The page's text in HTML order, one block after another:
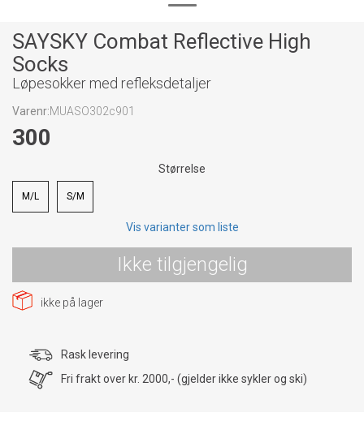
SAYSKY Combat Reflective High
Socks
Løpesokker med refleksdetaljer
Varenr:MUASO302c901
300
Størrelse
M/L S/M
Vis varianter som liste
Ikke tilgjengelig
ikke på lager
Rask levering
Fri frakt over kr. 2000,- (gjelder ikke sykler og ski)